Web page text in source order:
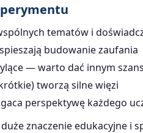
tematów i
budowanie zaufania
— warto dać innym
tworzą silne więzi
perspektywę każdego
znaczenie edukacyjne